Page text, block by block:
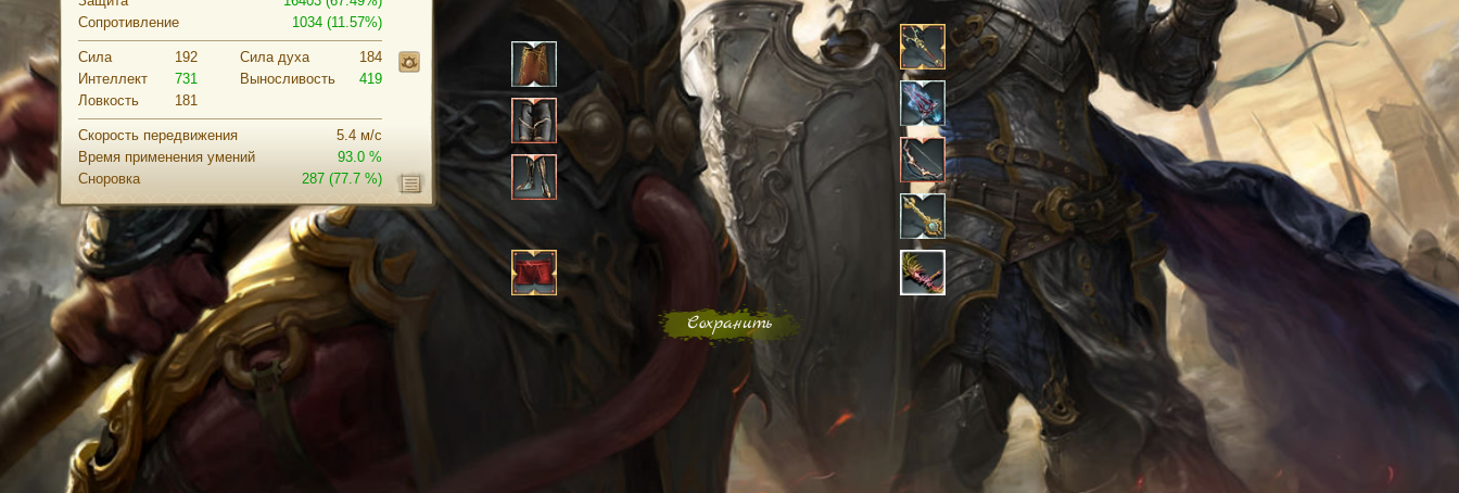
Сопротивление
1034 (11.57%)
Сила
192
Интеллект
731
Ловкость
181
Cила духа
184
Выносливость
419
Скорость передвижения
5.4 м/с
Время применения умений
93.0 %
Сноровка
(77.7 %)
287
Сохранить